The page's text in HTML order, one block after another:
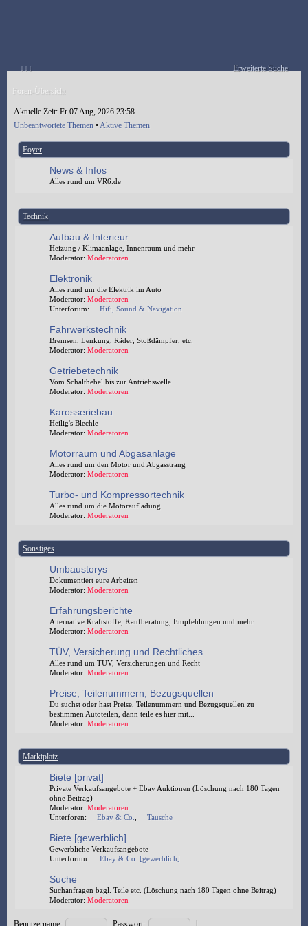
↓↓↓ Erweiterte Suche
Foren-Übersicht
Aktuelle Zeit: Fr 07 Aug, 2026 23:58
Unbeantwortete Themen •Aktive Themen
Foyer
News & Infos
Alles rund um VR6.de
Technik
Aufbau & Interieur
Heizung / Klimaanlage, Innenraum und mehr
Moderator: Moderatoren
Elektronik
Alles rund um die Elektrik im Auto
Moderator: Moderatoren
Unterforum:
Hifi, Sound & Navigation
Fahrwerkstechnik
Bremsen, Lenkung, Räder, Stoßdämpfer, etc.
Moderator: Moderatoren
Getriebetechnik
Vom Schalthebel bis zur Antriebswelle
Moderator: Moderatoren
Karosseriebau
Heilig's Blechle
Moderator: Moderatoren
Motorraum und Abgasanlage
Alles rund um den Motor und Abgasstrang
Moderator: Moderatoren
Turbo- und Kompressortechnik
Alles rund um die Motoraufladung
Moderator: Moderatoren
Sonstiges
Umbaustorys
Dokumentiert eure Arbeiten
Moderator: Moderatoren
Erfahrungsberichte
Alternative Kraftstoffe, Kaufberatung, Empfehlungen und mehr
Moderator: Moderatoren
TÜV, Versicherung und Rechtliches
Alles rund um TÜV, Versicherungen und Recht
Moderator: Moderatoren
Preise, Teilenummern, Bezugsquellen
Du suchst oder hast Preise, Teilenummern und Bezugsquellen zu
bestimmen Autoteilen, dann teile es hier mit...
Moderator: Moderatoren
Marktplatz
Biete [privat]
Private Verkaufsangebote + Ebay Auktionen (Löschung nach 180 Tagen
ohne Beitrag)
Moderator: Moderatoren
Unterforen:
Ebay & Co. Tausche
Biete [gewerblich]
Gewerbliche Verkaufsangebote
Unterforum:
Ebay & Co. [gewerblich]
Suche
Suchanfragen bzgl. Teile etc. (Löschung nach 180 Tagen ohne Beitrag)
Moderator: Moderatoren
Benutzername: Passwort: |